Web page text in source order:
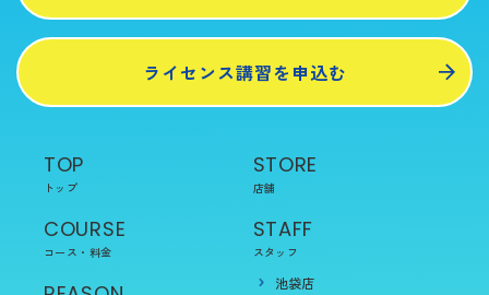
ライセンス講習を申込む
TOP
トップ
COURSE
コース・料金
STORE
店舗
STAFF
スタッフ
池袋店